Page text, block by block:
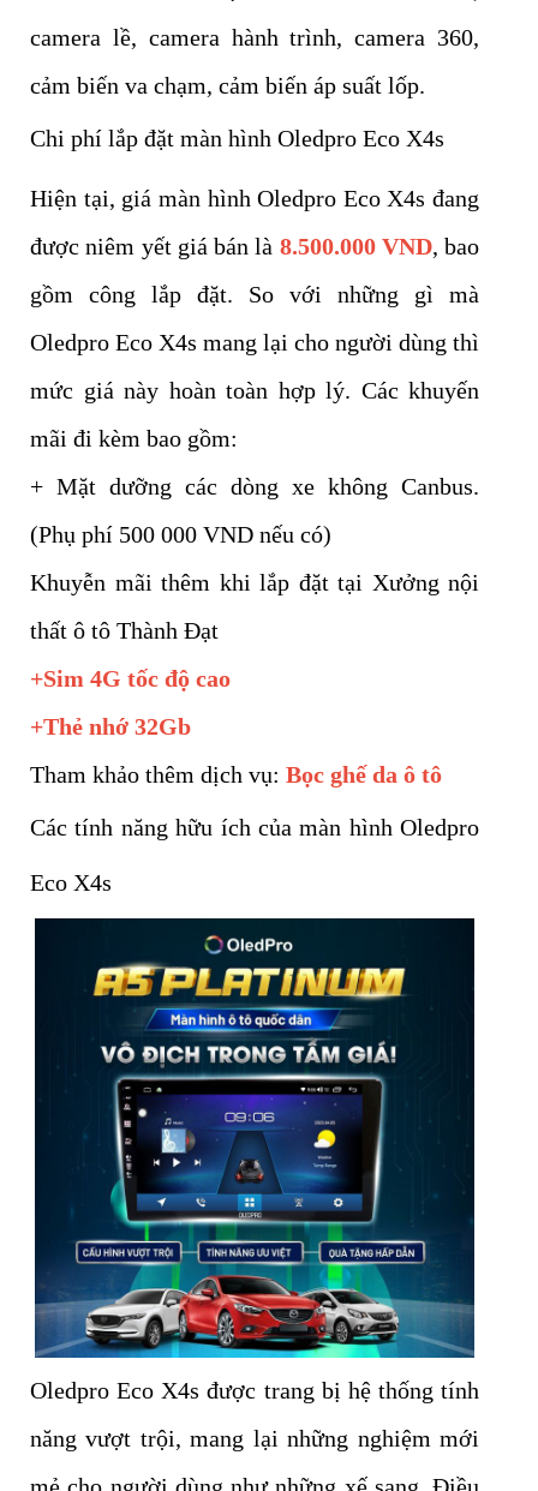
camera lề, camera hành trình, camera 360,
cảm biến va chạm, cảm biến áp suất lốp.
Chi phí lắp đặt màn hình Oledpro Eco X4s
Hiện tại, giá màn hình Oledpro Eco X4s đang
được niêm yết giá bán là 8.500.000VND, bao
gồm công lắp đặt. So với những gì mà
Oledpro Eco X4s mang lại cho người dùng thì
mức giá này hoàn toàn hợp lý. Các khuyến
mãi đi kèm bao gồm:
+ Mặt dưỡng các dòng xe không Canbus.
(Phụ phí 500 000 VND nếu có)
Khuyễn mãi thêm khi lắp đặt tại Xưởng nội
thất ô tô Thành Đạt
+Sim 4G tốc độ cao
+Thẻ nhớ 32Gb
Tham khảo thêm dịch vụ: Bọc ghế da ô tô
Các tính năng hữu ích của màn hình Oledpro
Eco X4s
Oledpro Eco X4s được trang bị hệ thống tính
năng vượt trội, mang lại những nghiệm mới